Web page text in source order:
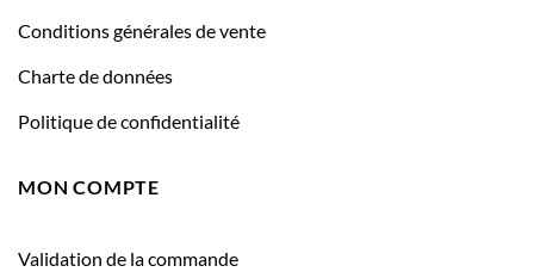
Conditions générales de vente
Charte de données
Politique de confidentialité
MON COMPTE
Validation de la commande